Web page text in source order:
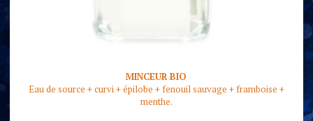
MINCEUR BIO
Eau de source + curvi + épilobe + fenouil sauvage + framboise +
menthe.